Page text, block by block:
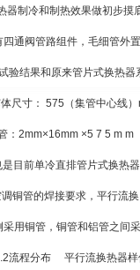
热效果做初步摸底，
通阀管路组件，毛细管外
验结果和原来管片式换热
寸： 575（集管中心线）
2mm×16mm ×5 7 5 m m
目前单冷直排管片式换热
管的焊接要求，平行流
用铜管，铜管和铝管之间
流程分布 平行流换热器样